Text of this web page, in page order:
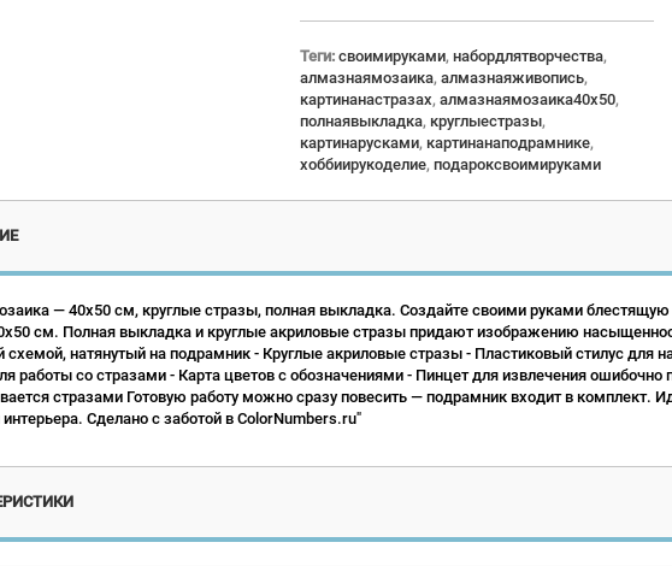
Теги: своимируками, набордлятворчества,
алмазнаямозаика, алмазнаяживопись,
картинанастразах, алмазнаямозаика40x50,
полнаявыкладка, круглыестразы,
картинарусками, картинанаподрамнике,
хоббиирукоделие, подароксвоимируками
— 40х50 см, круглые стразы, полная выкладка. Создайте своими руками
см. Полная выкладка и круглые акриловые стразы придают изображению
схемой, натянутый на подрамник - Круглые акриловые стразы - Пластиковый стилус для
работы со стразами - Карта цветов с обозначениями - Пинцет для извлечения
стразами Готовую работу можно сразу повесить — подрамник входит в комплект.
Сделано с заботой в ColorNumbers.ru"